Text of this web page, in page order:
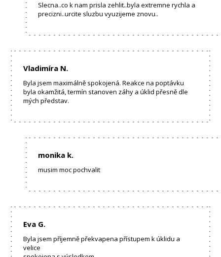
Slecna..co k nam prisla zehlit..byla extremne rychla a
precizni..urcite sluzbu vyuzijeme znovu..
Vladimíra N.
Byla jsem maximálně spokojená. Reakce na poptávku
byla okamžitá, termín stanoven záhy a úklid přesně dle
mých představ.
monika k.
musim moc pochvalit
Eva G.
Byla jsem příjemně překvapena přístupem k úklidu a
velice